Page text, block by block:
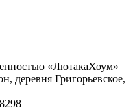
«ЛютакаХоум»
деревня Григорьевское,